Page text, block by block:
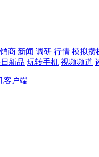
商 新闻 调研 行情 模拟攒
新品 玩转手机 视频频道
客户端